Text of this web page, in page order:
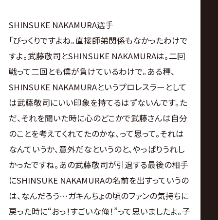
SHINSUKE NAKAMURA選手
「びっくりですよね。直接師弟関係もなかったわけで
すよ。武藤敬司とSHINSUKE NAKAMURAは。二回
戦って二回とも僕が負けているわけで。ある種、
SHINSUKE NAKAMURAというプロレスラーとして
は武藤敬司にいい印象を持てるはずないんです。た
だ、それを聞いた時に心のどこかで武藤さんは自分
のことを考えてくれてたのかな、って思って。それは
なんていうか、意外だなというのと、やっぱりうれし
かったですね。あの武藤敬司が引退する最後の相手
にSHINSUKE NAKAMURAの名前を出すっていうの
は、なんだろう…ガキんちょの頃のファンの気持ちに
戻った時に“おっ！すごいな俺！”って思いましたよ。子